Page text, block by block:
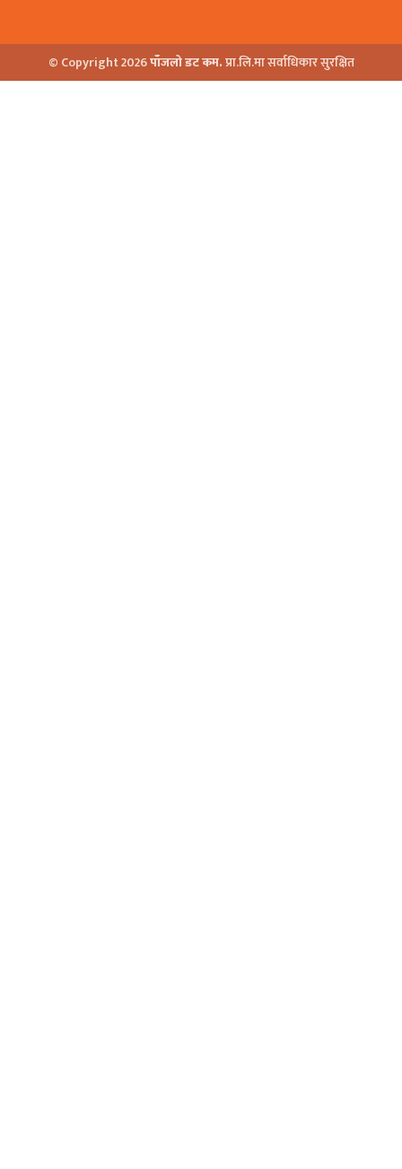
© Copyright 2026पाँजलो डट कम.प्रा.लि.मा सर्वाधिकार सुरक्षित